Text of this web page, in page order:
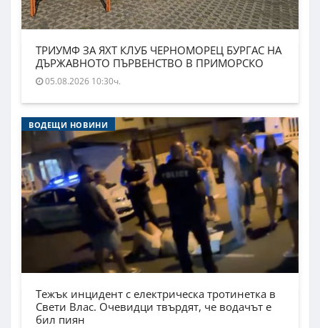
ТРИУМФ ЗА ЯХТ КЛУБ ЧЕРНОМОРЕЦ БУРГАС НА
ДЪРЖАВНОТО ПЪРВЕНСТВО В ПРИМОРСКО
05.08.2026 10:30ч.
ВОДЕЩИ НОВИНИ
Тежък инцидент с електрическа тротинетка в
Свети Влас. Очевидци твърдят, че водачът е
бил пиян